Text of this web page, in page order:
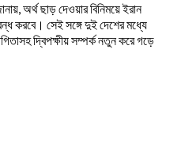
অর্থ ছাড় দেওয়ার বিনিময়ে ইরান
করবে। সেই সঙ্গে দুই দেশের মধ্যে
দ্বিপক্ষীয় সম্পর্ক নতুন করে গড়ে